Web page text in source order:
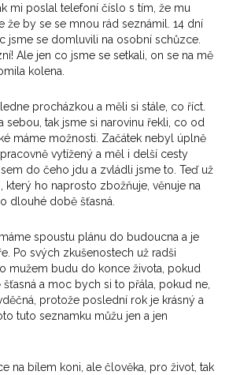
mi poslal telefoní číslo s tím, že mu
že by se se mnou rád seznámil. 14 dní
jsme se domluvili na osobní schůzce.
Ale jen co jsme se setkali, on se na mě
kolena.
procházkou a měli si stále, co říct.
sebou, tak jsme si narovinu řekli, co od
máme možnosti. Začátek nebyl úplně
vytížený a měl i delší cesty
do čeho jdu a zvládli jsme to. Teď už
který ho naprosto zbožňuje, věnuje na
dlouhé době šťasná.
spoustu plánu do budoucna a je
Po svých zkušenostech už radši
mužem budu do konce života, pokud
a moc bych si to přála, pokud ne,
protože poslední rok je krásný a
tuto seznamku můžu jen a jen
na bílem koni, ale člověka, pro život, tak